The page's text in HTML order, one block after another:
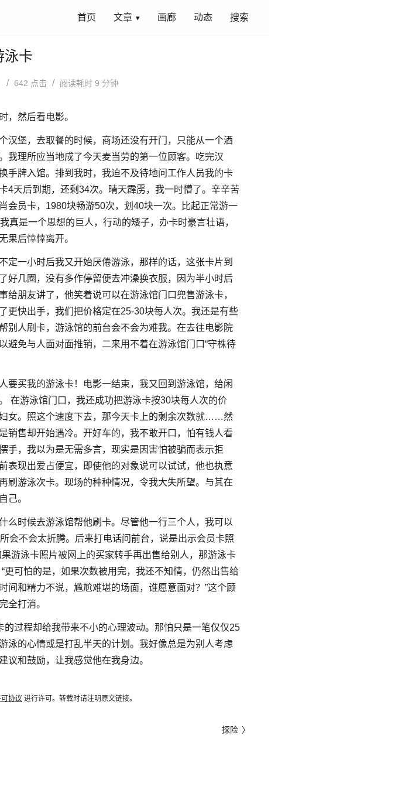
首页 文章 画廊 动态 搜索
泳卡
/ 642 点击 / 阅读耗时 9 分钟
，然后看电影。
汉堡，去取餐的时候，商场还没有开门，只能从一个酒
我理所应当地成了今天麦当劳的第一位顾客。吃完汉
手牌入馆。排到我时，我迫不及待地问工作人员我的卡
4天后到期，还剩34次。晴天霹雳，我一时懵了。辛辛苦
会员卡，1980块畅游50次，划40块一次。比起正常游一
真是一个思想的巨人，行动的矮子，办卡时豪言壮语，
果后悻悻离开。
定一小时后我又开始厌倦游泳，那样的话，这张卡片到
好几圈，没有多作停留便去冲澡换衣服，因为半小时后
朋友讲了，他笑着说可以在游泳馆门口兜售游泳卡，
更快出手，我们把价格定在25-30块每人次。我还是有些
别人刷卡，游泳馆的前台会不会为难我。在去往电影院
避免与人面对面推销，二来用不着在游泳馆门口“守株待
要买我的游泳卡！电影一结束，我又回到游泳馆，给闲
在游泳馆门口，我还成功把游泳卡按30块每人次的价
女。照这个速度下去，那今天卡上的剩余次数就……然
销售却开始遇冷。开好车的，我不敢开口，怕有钱人看
手，我以为是无需多言，现实是因害怕被骗而表示拒
表现出爱占便宜，即使他的对象说可以试试，他也执意
刷游泳次卡。现场的种种情况，令我大失所望。与其在
己。
么时候去游泳馆帮他刷卡。尽管他一行三个人，我可以
会不会太折腾。后来打电话问前台，说是出示会员卡照
游泳卡照片被网上的买家转手再出售给别人，那游泳卡
更可怕的是，如果次数被用完，我还不知情，仍然出售给
间和精力不说，尴尬难堪的场面，谁愿意面对？”这个顾
全打消。
的过程却给我带来不小的心理波动。那怕只是一笔仅仅25
泳的心情或是打乱半天的计划。我好像总是为别人考虑
议和鼓励，让我感觉他在我身边。
协议 进行许可。转载时请注明原文链接。
探险 〉